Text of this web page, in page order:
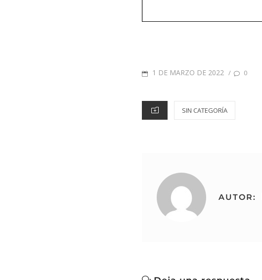
1 DE MARZO DE 2022 / 0
SIN CATEGORÍA
AUTOR: